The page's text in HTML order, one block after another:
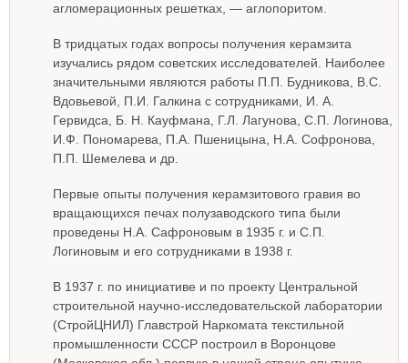
агломерационных решетках, — аглопоритом.
В тридцатых годах вопросы получения керамзита
изучались рядом советских исследователей. Наиболее
значительными являются работы П.П. Будникова, В.С.
Вдовьевой, П.И. Галкина с сотрудниками, И. А.
Гервидса, Б. Н. Кауфмана, Г.Л. Лагунова, С.П. Логинова,
И.Ф. Пономарева, П.А. Пшеницына, Н.А. Софронова,
П.П. Шемелева и др.
Первые опыты получения керамзитового гравия во
вращающихся печах полузаводского типа были
проведены Н.А. Сафроновым в 1935 г. и С.П.
Логиновым и его сотрудниками в 1938 г.
В 1937 г. по инициативе и по проекту Центральной
строительной научно-исследовательской лаборатории
(СтройЦНИЛ) Главстрой Наркомата текстильной
промышленности СССР построил в Воронцове